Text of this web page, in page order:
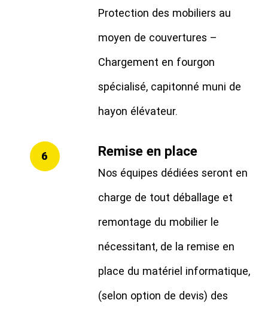
Protection des mobiliers au
moyen de couvertures –
Chargement en fourgon
spécialisé, capitonné muni de
hayon élévateur.
6 Remise en place
Nos équipes dédiées seront en
charge de tout déballage et
remontage du mobilier le
nécessitant, de la remise en
place du matériel informatique,
(selon option de devis) des